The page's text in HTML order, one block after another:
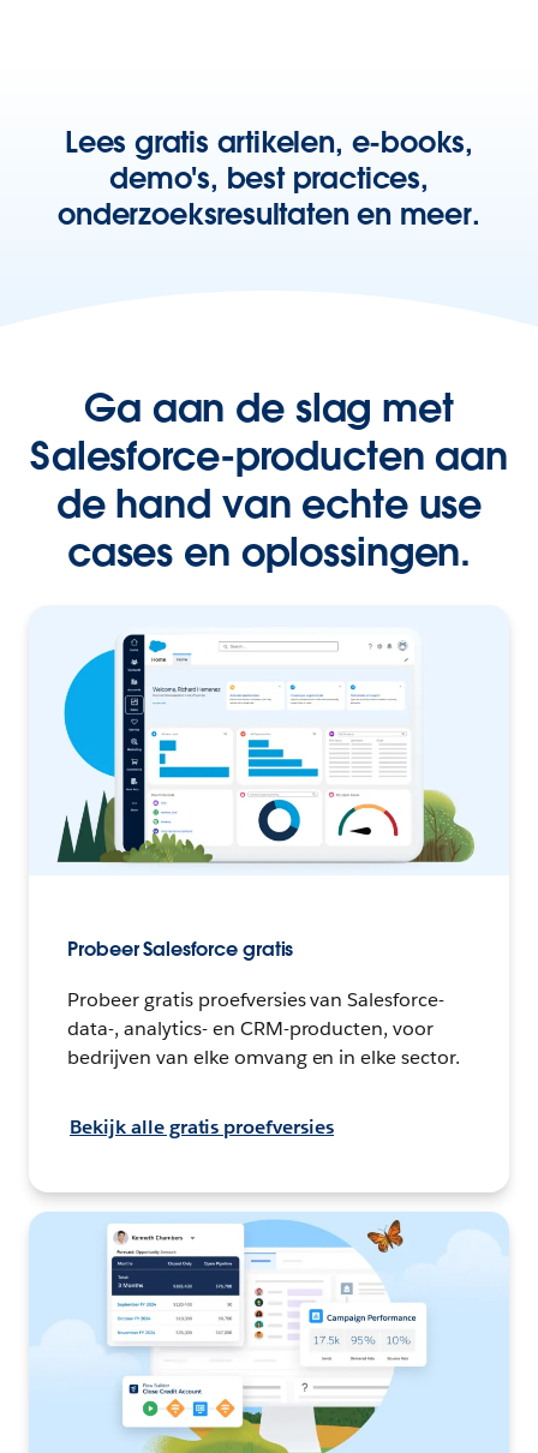
Lees gratis artikelen, e-books,
demo's, best practices,
onderzoeksresultaten en meer.
Ga aan de slag met
Salesforce-producten aan
de hand van echte use
cases en oplossingen.
Probeer Salesforce gratis
Probeer gratis proefversies van Salesforce-
data-, analytics- en CRM-producten, voor
bedrijven van elke omvang en in elke sector.
Bekijk alle gratis proefversies